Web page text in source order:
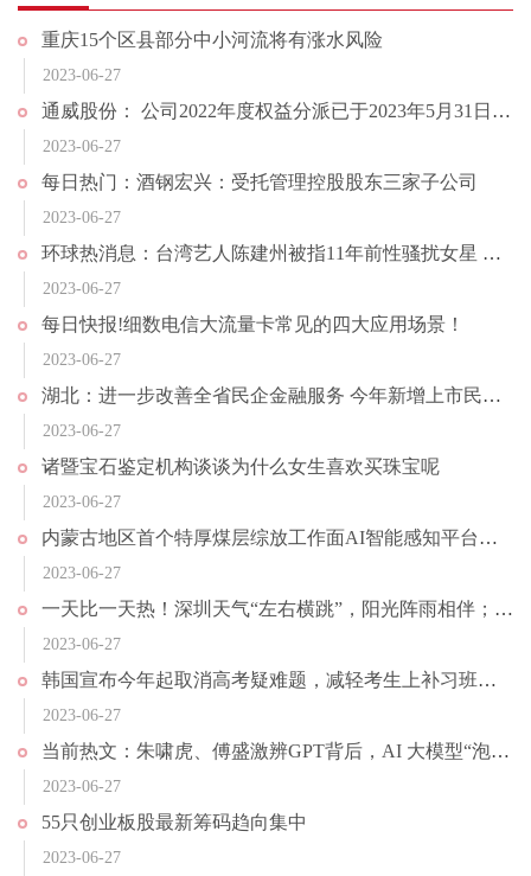
重庆15个区县部分中小河流将有涨水风险
2023-06-27
通威股份： 公司2022年度权益分派已于2023年5月31日完成实施
2023-06-27
每日热门：酒钢宏兴：受托管理控股股东三家子公司
2023-06-27
环球热消息：台湾艺人陈建州被指11年前性骚扰女星 发声明否认全部指控
2023-06-27
每日快报!细数电信大流量卡常见的四大应用场景！
2023-06-27
湖北：进一步改善全省民企金融服务 今年新增上市民企10家以上
2023-06-27
诸暨宝石鉴定机构谈谈为什么女生喜欢买珠宝呢
2023-06-27
内蒙古地区首个特厚煤层综放工作面AI智能感知平台上线运行 助力煤矿安全生产|天天快资讯
2023-06-27
一天比一天热！深圳天气“左右横跳”，阳光阵雨相伴；华北40℃高温再上线，局地气温或破极值 环球热消息
2023-06-27
韩国宣布今年起取消高考疑难题，减轻考生上补习班的负担，因政策发布距高考时间太近引发争议|消息
2023-06-27
当前热文：朱啸虎、傅盛激辨GPT背后，AI 大模型“泡沫”要破了？
2023-06-27
55只创业板股最新筹码趋向集中
2023-06-27